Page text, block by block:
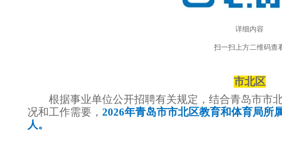
详细内容
扫一扫上方二维码查
市北区
根据事业单位公开招聘有关规定，结合青岛市市
况和工作需要， 2026年青岛市市北区教育和体育局所
人。